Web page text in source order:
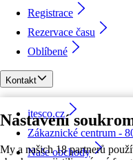
Nastavení
My a našich 18 partnerů
Registrace
Rezervace času
Oblíbené
Kontakt
itesco.cz
Zákaznické centrum -
Naše obchody